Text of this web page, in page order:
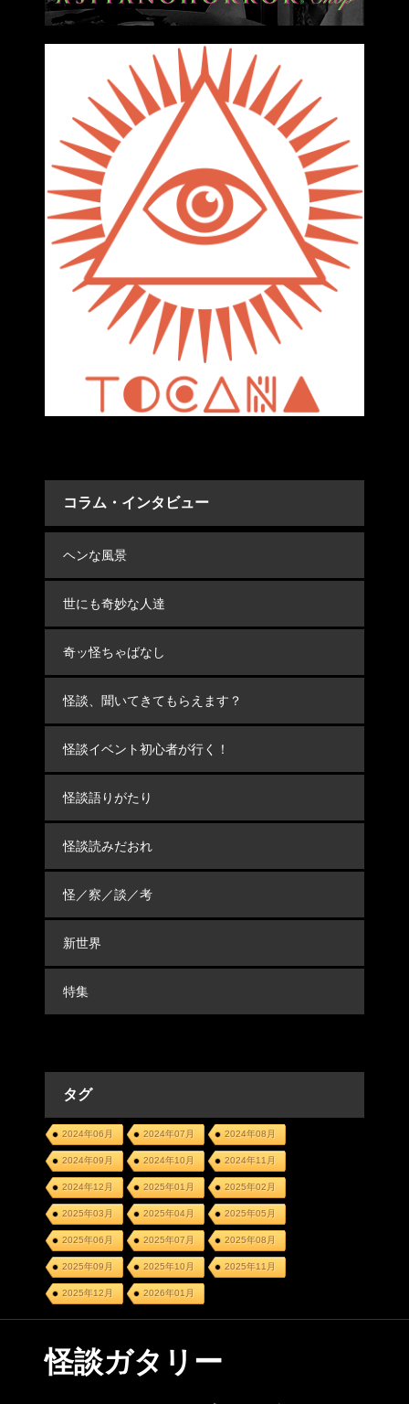
コラム・インタビュー
ヘンな風景
世にも奇妙な人達
奇ッ怪ちゃばなし
怪談、聞いてきてもらえます？
怪談イベント初心者が行く！
怪談語りがたり
怪談読みだおれ
怪／察／談／考
新世界
特集
タグ
2024年06月 2024年07月 2024年08月
2024年09月 2024年10月 2024年11月
2024年12月 2025年01月 2025年02月
2025年03月 2025年04月 2025年05月
2025年06月 2025年07月 2025年08月
2025年09月 2025年10月 2025年11月
2025年12月 2026年01月
怪談ガタリー